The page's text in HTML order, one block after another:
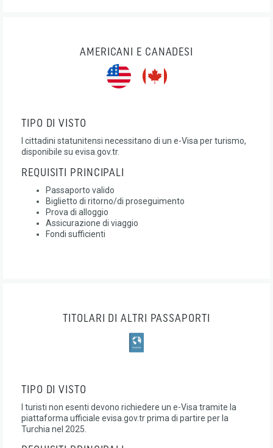
AMERICANI E CANADESI
TIPO DI VISTO
I cittadini statunitensi necessitano di un e-Visa per turismo,
disponibile su evisa.gov.tr.
REQUISITI PRINCIPALI
Passaporto valido
Biglietto di ritorno/di proseguimento
Prova di alloggio
Assicurazione di viaggio
Fondi sufficienti
TITOLARI DI ALTRI PASSAPORTI
TIPO DI VISTO
I turisti non esenti devono richiedere un e-Visa tramite la
piattaforma ufficiale evisa.gov.tr prima di partire per la
Turchia nel 2025.